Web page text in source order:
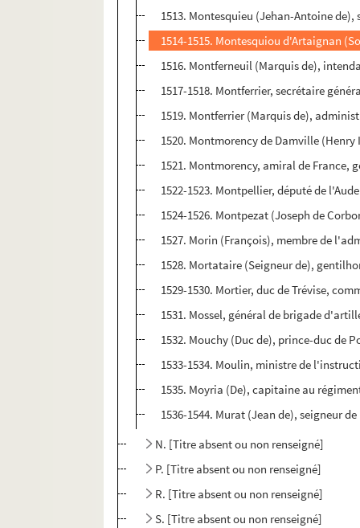
1513. Montesquieu (Jehan-Antoine de),
1514-1515. Montesquiou d'Artaignan
1516. Montferneuil (Marquis de),
1517-1518. Montferrier, secrétaire
1519. Montferrier (Marquis de),
1520. Montmorency de Damville (Henry
1521. Montmorency, amiral de France,
1522-1523. Montpellier, député de
1524-1526. Montpezat (Joseph de
1527. Morin (François), membre de
1528. Mortataire (Seigneur de),
1529-1530. Mortier, duc de Trévise,
1531. Mossel, général de brigade
1532. Mouchy (Duc de), prince-duc de
1533-1534. Moulin, ministre de
1535. Moyria (De), capitaine au
1536-1544. Murat (Jean de), seigneur
N. [Titre absent ou non renseigné]
P. [Titre absent ou non renseigné]
R. [Titre absent ou non renseigné]
S. [Titre absent ou non renseigné]